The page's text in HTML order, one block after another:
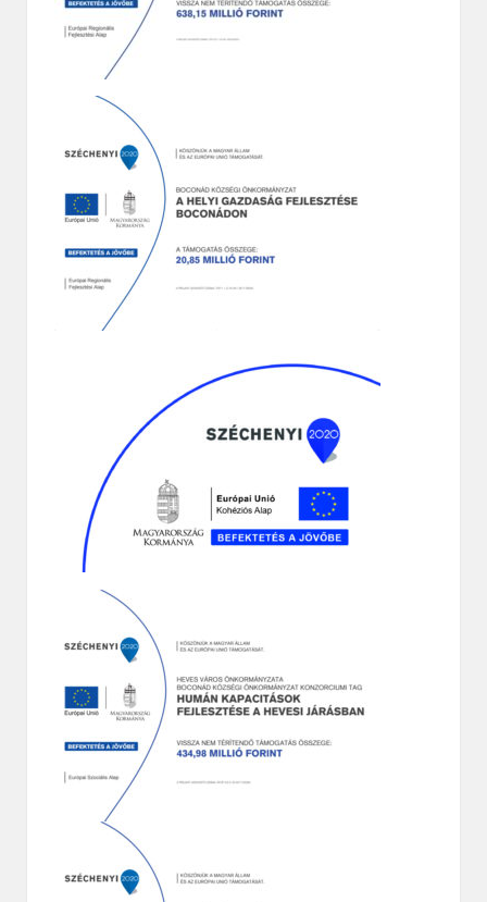
ÉRTESÍTÉS
BOCONÁD KÖZSÉGI ÖNKORMÁNYZAT KÉPVISELŐ-
TESTÜLETE ÉRTESÍTI A LAKOSSÁGOT,
KIALAKÍTÁSRA
ÖNKORMÁNYZATI HIVATAL
3368 BOCONÁD, SZABADSÁG TÉR 1.
SZERDA: 08.00 – 12.00
CSÜTÖRTÖK: 08.00 – 12.00
– SZOLGÁLTATÓK INTERNETES ELÉRÉSE
– HIVATALOS ÜGYEK ELEKTRONIKUS INTÉZÉSE
– ÖNÉLETRAJZ SZERKESZTÉSE
– ÁLLÁSKERESÉS
– HASZNOS ISMERETEK AZ INTERNET
ALKALMAZÁSÁHOZ
Ügyintéző: Gondáné Falcsik Mónika
Telefon: 36/484-055